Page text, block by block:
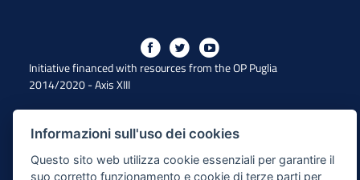
Initiative financed with resources from the OP Puglia
2014/2020 - Axis XIII
Accessibility
Legal Note
Informazioni sull'uso dei cookies
Questo sito web utilizza cookie essenziali per garantire il
suo corretto funzionamento e cookie di terze parti per